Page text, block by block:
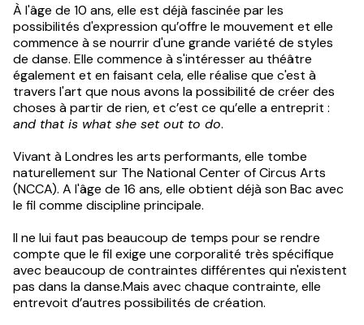
À l'âge de 10 ans, elle est déjà fascinée par les
possibilités d'expression qu’offre le mouvement et elle
commence à se nourrir d'une grande variété de styles
de danse. Elle commence à s'intéresser au théâtre
également et en faisant cela, elle réalise que c'est à
travers l'art que nous avons la possibilité de créer des
choses à partir de rien, et c’est ce qu’elle a entreprit :
and that is what she set out to do.
Vivant à Londres les arts performants, elle tombe
naturellement sur The National Center of Circus Arts
(NCCA). A l'âge de 16 ans, elle obtient déjà son Bac avec
le fil comme discipline principale.
Il ne lui faut pas beaucoup de temps pour se rendre
compte que le fil exige une corporalité très spécifique
avec beaucoup de contraintes différentes qui n'existent
pas dans la danse.Mais avec chaque contrainte, elle
entrevoit d’autres possibilités de création.